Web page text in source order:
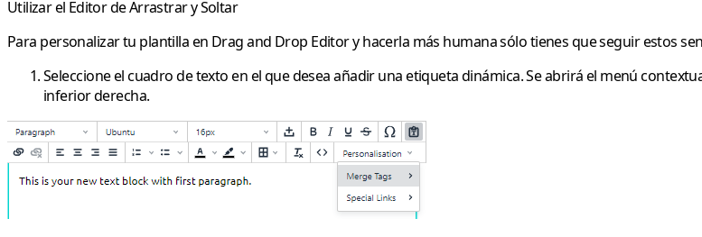
Utilizar el Editor de Arrastrar y Soltar
Para personalizar tu plantilla en Drag and Drop Editor y hacerla más humana sólo tienes que seguir estos
Seleccione el cuadro de texto en el que desea añadir una etiqueta dinámica. Se abrirá el menú
inferior derecha.